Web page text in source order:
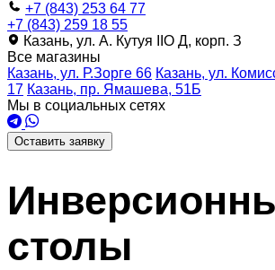
+7 (843) 253 64 77
+7 (843) 259 18 55
Казань, ул. А. Кутуя IIO Д, корп. З
Все магазины
Казань, ул. Р.Зорге 66 Казань, ул.
17 Казань, пр. Ямашева, 51Б
Мы в социальных сетях
Оставить заявку
столы